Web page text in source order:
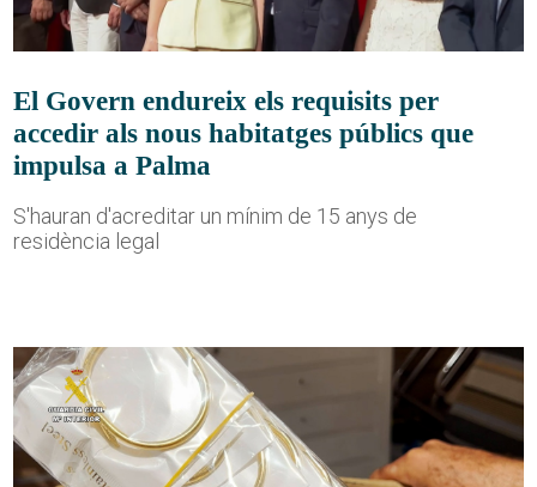
El Govern endureix els requisits per
accedir als nous habitatges públics que
impulsa a Palma
S'hauran d'acreditar un mínim de 15 anys de
residència legal